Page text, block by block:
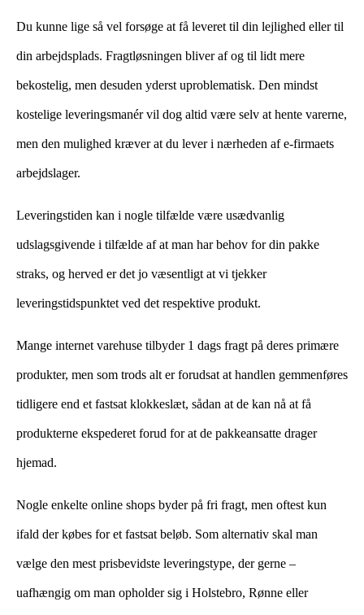
Du kunne lige så vel forsøge at få leveret til din lejlighed eller til
din arbejdsplads. Fragtløsningen bliver af og til lidt mere
bekostelig, men desuden yderst uproblematisk. Den mindst
kostelige leveringsmanér vil dog altid være selv at hente varerne,
men den mulighed kræver at du lever i nærheden af e-firmaets
arbejdslager.
Leveringstiden kan i nogle tilfælde være usædvanlig
udslagsgivende i tilfælde af at man har behov for din pakke
straks, og herved er det jo væsentligt at vi tjekker
leveringstidspunktet ved det respektive produkt.
Mange internet varehuse tilbyder 1 dags fragt på deres primære
produkter, men som trods alt er forudsat at handlen gemmenføres
tidligere end et fastsat klokkeslæt, sådan at de kan nå at få
produkterne ekspederet forud for at de pakkeansatte drager
hjemad.
Nogle enkelte online shops byder på fri fragt, men oftest kun
ifald der købes for et fastsat beløb. Som alternativ skal man
vælge den mest prisbevidste leveringstype, der gerne –
uafhængig om man opholder sig i Holstebro, Rønne eller